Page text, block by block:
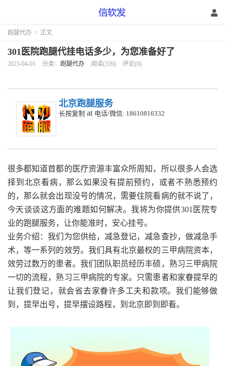
跑腿代办 > 正文
301医院跑腿代挂电话多少，为您准备好了
2023-04-01 分类： 跑腿代办 阅读(339) 评论(0)
北京跑腿服务
长按复制 at 电话/微信: 18610816332
很多都知道首都的医疗资源丰富众所周知，所以很多人会选
择到北京看病，那么如果没有提前预约，或者不熟悉预约
的，那么就会出现没号的情况，需要住院看病的就不说了，
今天谈谈这方面的难题如何解决。我将为你提供301医院专
业的跑腿服务，让你能准时，安心挂号。
业务介绍：我们为您供给，减急登记，减急查抄，做减急手
术，等一系列的效劳。我们具有北京最权的三甲病院资本，
效劳过数万的患者。我们团队职员经历丰硕，熟习三甲病院
一切的流程，熟习三甲病院的专家。只需患者和家眷提早的
让我们登记，就会省去家眷许多工夫和款项。我们能够做
到，提早出号，提早摆设路程，到北京即到即看。